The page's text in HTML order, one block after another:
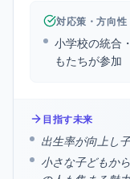
対応策・方向性
小学校の統合
もたちが参加
目指す未来
出生率が向上し
小さな子どもか